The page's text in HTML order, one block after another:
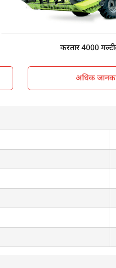
करतार 4000
अधिक